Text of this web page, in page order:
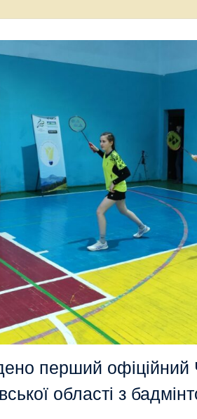
перший офіційний
області з